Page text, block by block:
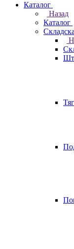
Каталог
Назад
Каталог